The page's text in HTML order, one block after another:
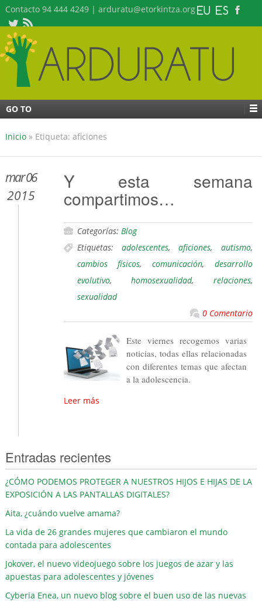
Contacto 94 444 4249 | arduratu@etorkintza.org
GO TO
Inicio» Etiqueta: aficiones
mar 06
2015
Y esta semana
compartimos…
Categorías: Blog
Etiquetas:adolescentes,aficiones, autismo,
cambios físicos, comunicación, desarrollo
evolutivo,homosexualidad, relaciones,
sexualidad
0 Comentario
Este viernes recogemos varias
noticias, todas ellas relacionadas
con diferentes temas que afectan
a la adolescencia.
Leer más
Entradas recientes
¿CÓMO PODEMOS PROTEGER A NUESTROS HIJOS E HIJAS DE LA
EXPOSICIÓN A LAS PANTALLAS DIGITALES?
Aita, ¿cuándo vuelve amama?
La vida de 26 grandes mujeres que cambiaron el mundo
contada para adolescentes
Jokover, el nuevo videojuego sobre los juegos de azar y las
apuestas para adolescentes y jóvenes
Cyberia Enea, un nuevo blog sobre el buen uso de las nuevas